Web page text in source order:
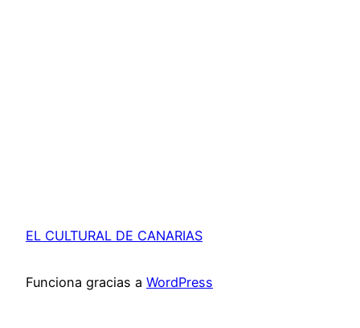
EL CULTURAL DE CANARIAS
Funciona gracias a WordPress